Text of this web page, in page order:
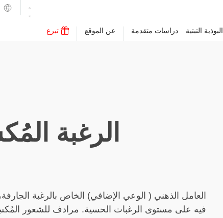
البوذية التبتية دراسات متقدمة عن الموقع تبرع
الرغبة
العامل الذهني ( الوعي الإضافي) الخاص بالرغبة
فيه على مستوى الرغبات الحسية. مرادف للشعور